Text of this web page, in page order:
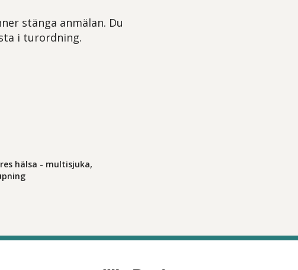
stänga anmälan. Du
i turordning.
hälsa - multisjuka,